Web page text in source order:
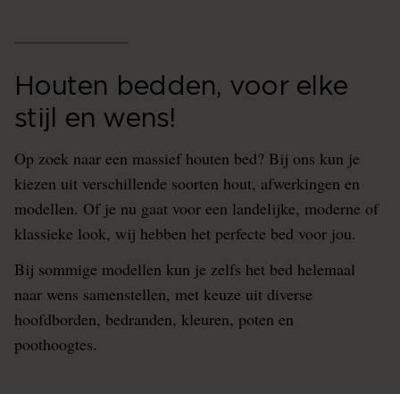
Houten bedden, voor elke
stijl en wens!
Op zoek naar een massief houten bed? Bij ons kun je
kiezen uit verschillende soorten hout, afwerkingen en
modellen. Of je nu gaat voor een landelijke, moderne of
klassieke look, wij hebben het perfecte bed voor jou.
Bij sommige modellen kun je zelfs het bed helemaal
naar wens samenstellen, met keuze uit diverse
hoofdborden, bedranden, kleuren, poten en
poothoogtes.